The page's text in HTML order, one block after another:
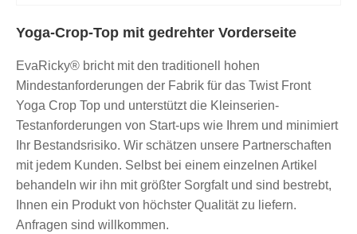
Yoga-Crop-Top mit gedrehter Vorderseite
EvaRicky® bricht mit den traditionell hohen
Mindestanforderungen der Fabrik für das Twist Front
Yoga Crop Top und unterstützt die Kleinserien-
Testanforderungen von Start-ups wie Ihrem und minimiert
Ihr Bestandsrisiko. Wir schätzen unsere Partnerschaften
mit jedem Kunden. Selbst bei einem einzelnen Artikel
behandeln wir ihn mit größter Sorgfalt und sind bestrebt,
Ihnen ein Produkt von höchster Qualität zu liefern.
Anfragen sind willkommen.